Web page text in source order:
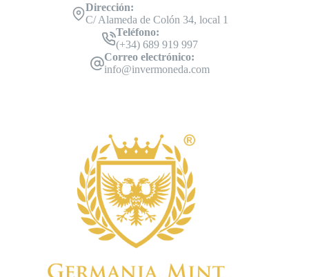
Dirección:
C/ Alameda de Colón 34, local 1
Teléfono:
(+34) 689 919 997
Correo electrónico:
info@invermoneda.com